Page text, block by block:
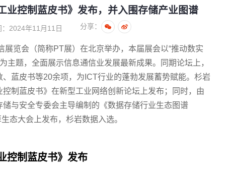
业控制蓝皮书》发布，并入围存储产业图谱
：2024年11月11日 分享：
展览会（简称PT展）在北京举办，本届展会以“推动数实
主题，全面展示信息通信业发展最新成果。同期论坛上，
蓝皮书等20余项，为ICT行业的蓬勃发展蓄势赋能。杉岩
制蓝皮书》在新型工业网络创新论坛上发布；同时，由
与安全专委会主导编制的《数据存储行业生态图谱
态大会上发布，杉岩数据入选。
控制蓝皮书》发布